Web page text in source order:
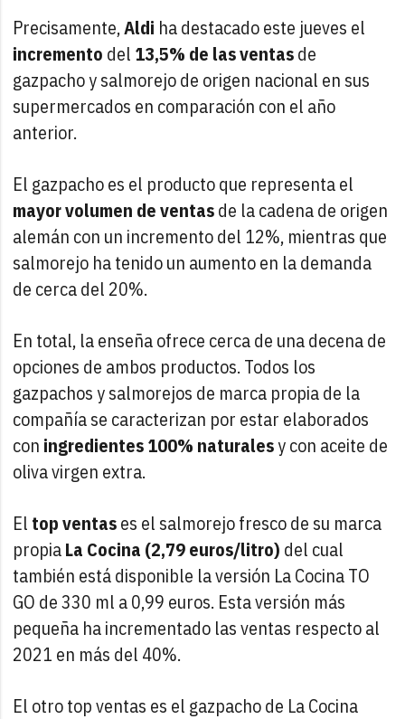
Precisamente,Aldi ha destacado este jueves el
incremento del 13,5% de las ventasde
gazpacho y salmorejo de origen nacional en sus
supermercados en comparación con el año
anterior.
El gazpacho es el producto que representa el
mayor volumen de ventasde la cadena de origen
alemán con un incremento del 12%, mientras que
salmorejo ha tenido un aumento en la demanda
de cerca del 20%.
En total, la enseña ofrece cerca de una decena de
opciones de ambos productos. Todos los
gazpachos y salmorejos de marca propia de la
compañía se caracterizan por estar elaborados
con ingredientes 100% naturalesy con aceite de
oliva virgen extra.
El top ventases el salmorejo fresco de su marca
propiaLa Cocina (2,79 euros/litro) del cual
también está disponible la versión La Cocina TO
GO de 330 ml a 0,99 euros. Esta versión más
pequeña ha incrementado las ventas respecto al
2021 en más del 40%.
El otro top ventas es el gazpacho de La Cocina